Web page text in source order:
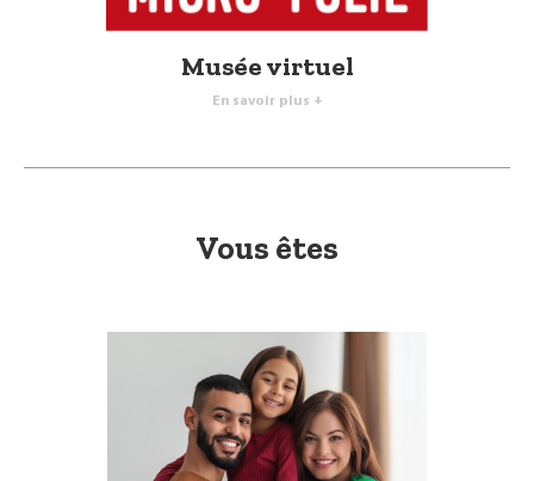
Musée virtuel
En savoir plus +
Vous êtes